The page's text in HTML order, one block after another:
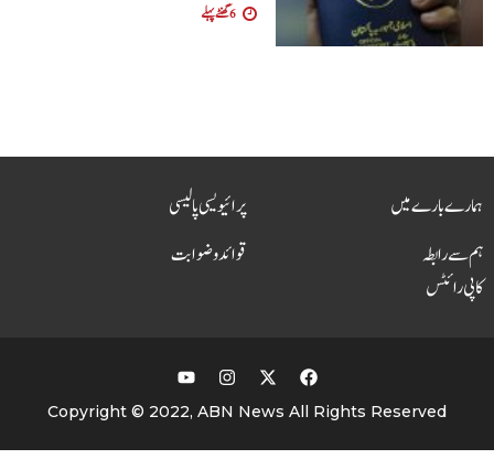
6 گھنٹے پہلے
ہمارے بارے میں
ہم سے رابطہ
پرائیویسی پالیسی
قوائد و ضوابت
کاپی رائٹس
Copyright © 2022, ABN News All Rights Reserved